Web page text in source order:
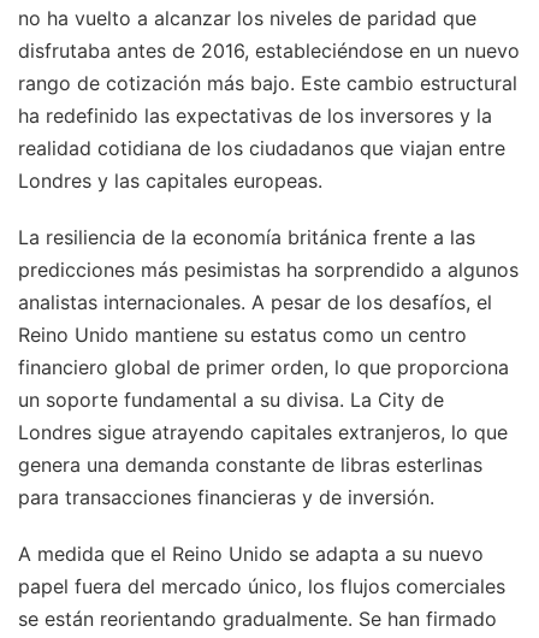
no ha vuelto a alcanzar los niveles de paridad que
disfrutaba antes de 2016, estableciéndose en un nuevo
rango de cotización más bajo. Este cambio estructural
ha redefinido las expectativas de los inversores y la
realidad cotidiana de los ciudadanos que viajan entre
Londres y las capitales europeas.
La resiliencia de la economía británica frente a las
predicciones más pesimistas ha sorprendido a algunos
analistas internacionales. A pesar de los desafíos, el
Reino Unido mantiene su estatus como un centro
financiero global de primer orden, lo que proporciona
un soporte fundamental a su divisa. La City de
Londres sigue atrayendo capitales extranjeros, lo que
genera una demanda constante de libras esterlinas
para transacciones financieras y de inversión.
A medida que el Reino Unido se adapta a su nuevo
papel fuera del mercado único, los flujos comerciales
se están reorientando gradualmente. Se han firmado